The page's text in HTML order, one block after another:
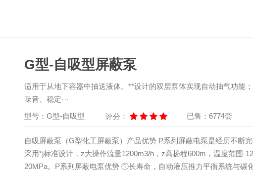
G型-自吸型屏蔽泵
适用于从地下容器中抽送液体。**设计的双层泵体实现自动抽气功能
噪音、稳定···
型号：G型-自吸型
评分： 已售：6774套
自吸屏蔽泵（G型化工屏蔽泵）产品优势 P系列屏蔽电泵是经历不断
采用*j标准设计，z大操作流量1200m3/h，z高扬程600m，温度范围-
20MPa。P系列屏蔽电泵优势 ①长寿命，自动液压推力平衡系统与碳